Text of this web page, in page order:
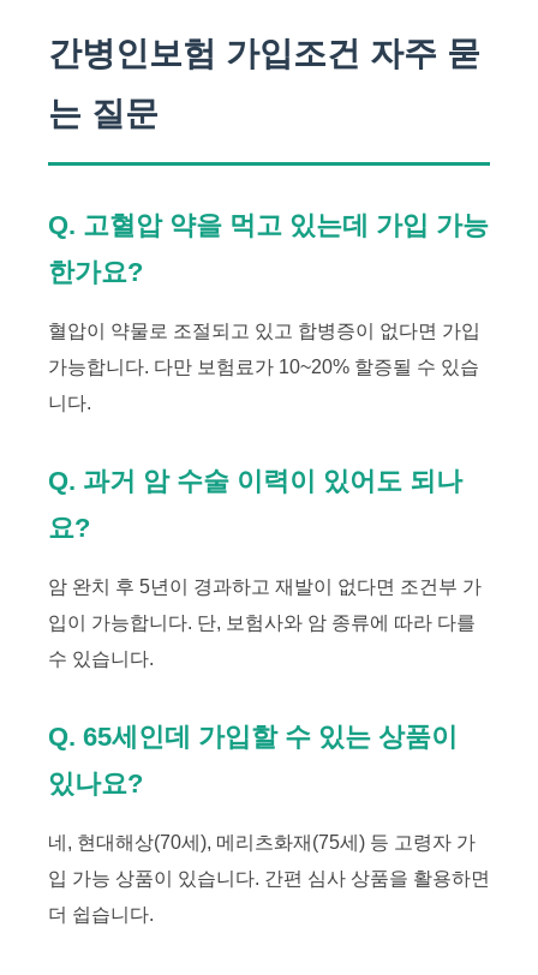
간병인보험 가입조건 자주 묻
는 질문
Q. 고혈압 약을 먹고 있는데 가입 가능
한가요?
혈압이 약물로 조절되고 있고 합병증이 없다면 가입
가능합니다. 다만 보험료가 10~20% 할증될 수 있습
니다.
Q. 과거 암 수술 이력이 있어도 되나
요?
암 완치 후 5년이 경과하고 재발이 없다면 조건부 가
입이 가능합니다. 단, 보험사와 암 종류에 따라 다를
수 있습니다.
Q. 65세인데 가입할 수 있는 상품이
있나요?
네, 현대해상(70세), 메리츠화재(75세) 등 고령자 가
입 가능 상품이 있습니다. 간편 심사 상품을 활용하면
더 쉽습니다.